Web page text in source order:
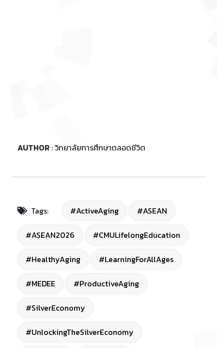
AUTHOR : วิทยาลัยการศึกษาตลอดชีวิต
Tags: #ActiveAging #ASEAN
#ASEAN2026 #CMULifelongEducation
#HealthyAging #LearningForAllAges
#MEDEE #ProductiveAging
#SilverEconomy
#UnlockingTheSilverEconomy